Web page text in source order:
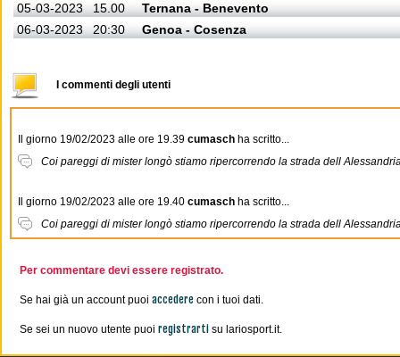
05-03-2023
15.00
Ternana - Benevento
06-03-2023
20:30 Genoa - Cosenza
I commenti degli utenti
Il giorno 19/02/2023 alle ore 19.39 cumasch ha scritto...
Coi pareggi di mister longò stiamo ripercorrendo la strada dell
Il giorno 19/02/2023 alle ore 19.40 cumasch ha scritto...
Coi pareggi di mister longò stiamo ripercorrendo la strada dell
Per commentare devi essere registrato.
Se hai già un account puoi accedere con i tuoi dati.
Se sei un nuovo utente puoi registrarti su lariosport.it.